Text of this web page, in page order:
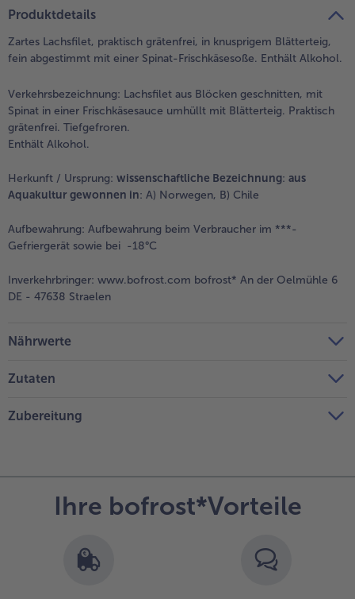
Produktdetails
Zartes Lachsfilet, praktisch grätenfrei, in knusprigem Blätterteig,
fein abgestimmt mit einer Spinat-Frischkäsesoße. Enthält Alkohol.
Verkehrsbezeichnung: Lachsfilet aus Blöcken geschnitten, mit
Spinat in einer Frischkäsesauce umhüllt mit Blätterteig. Praktisch
grätenfrei. Tiefgefroren.
Enthält Alkohol.
Herkunft / Ursprung: wissenschaftliche Bezeichnung: aus
Aquakultur gewonnen in: A) Norwegen, B) Chile
Aufbewahrung: Aufbewahrung beim Verbraucher im ***-
Gefriergerät sowie bei -18°C
Inverkehrbringer: www.bofrost.com bofrost* An der Oelmühle 6
DE - 47638 Straelen
Nährwerte
Zutaten
Zubereitung
Ihre bofrost*Vorteile